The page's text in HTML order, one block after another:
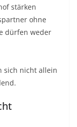
stärken
ohne
dürfen weder
sich nicht allein